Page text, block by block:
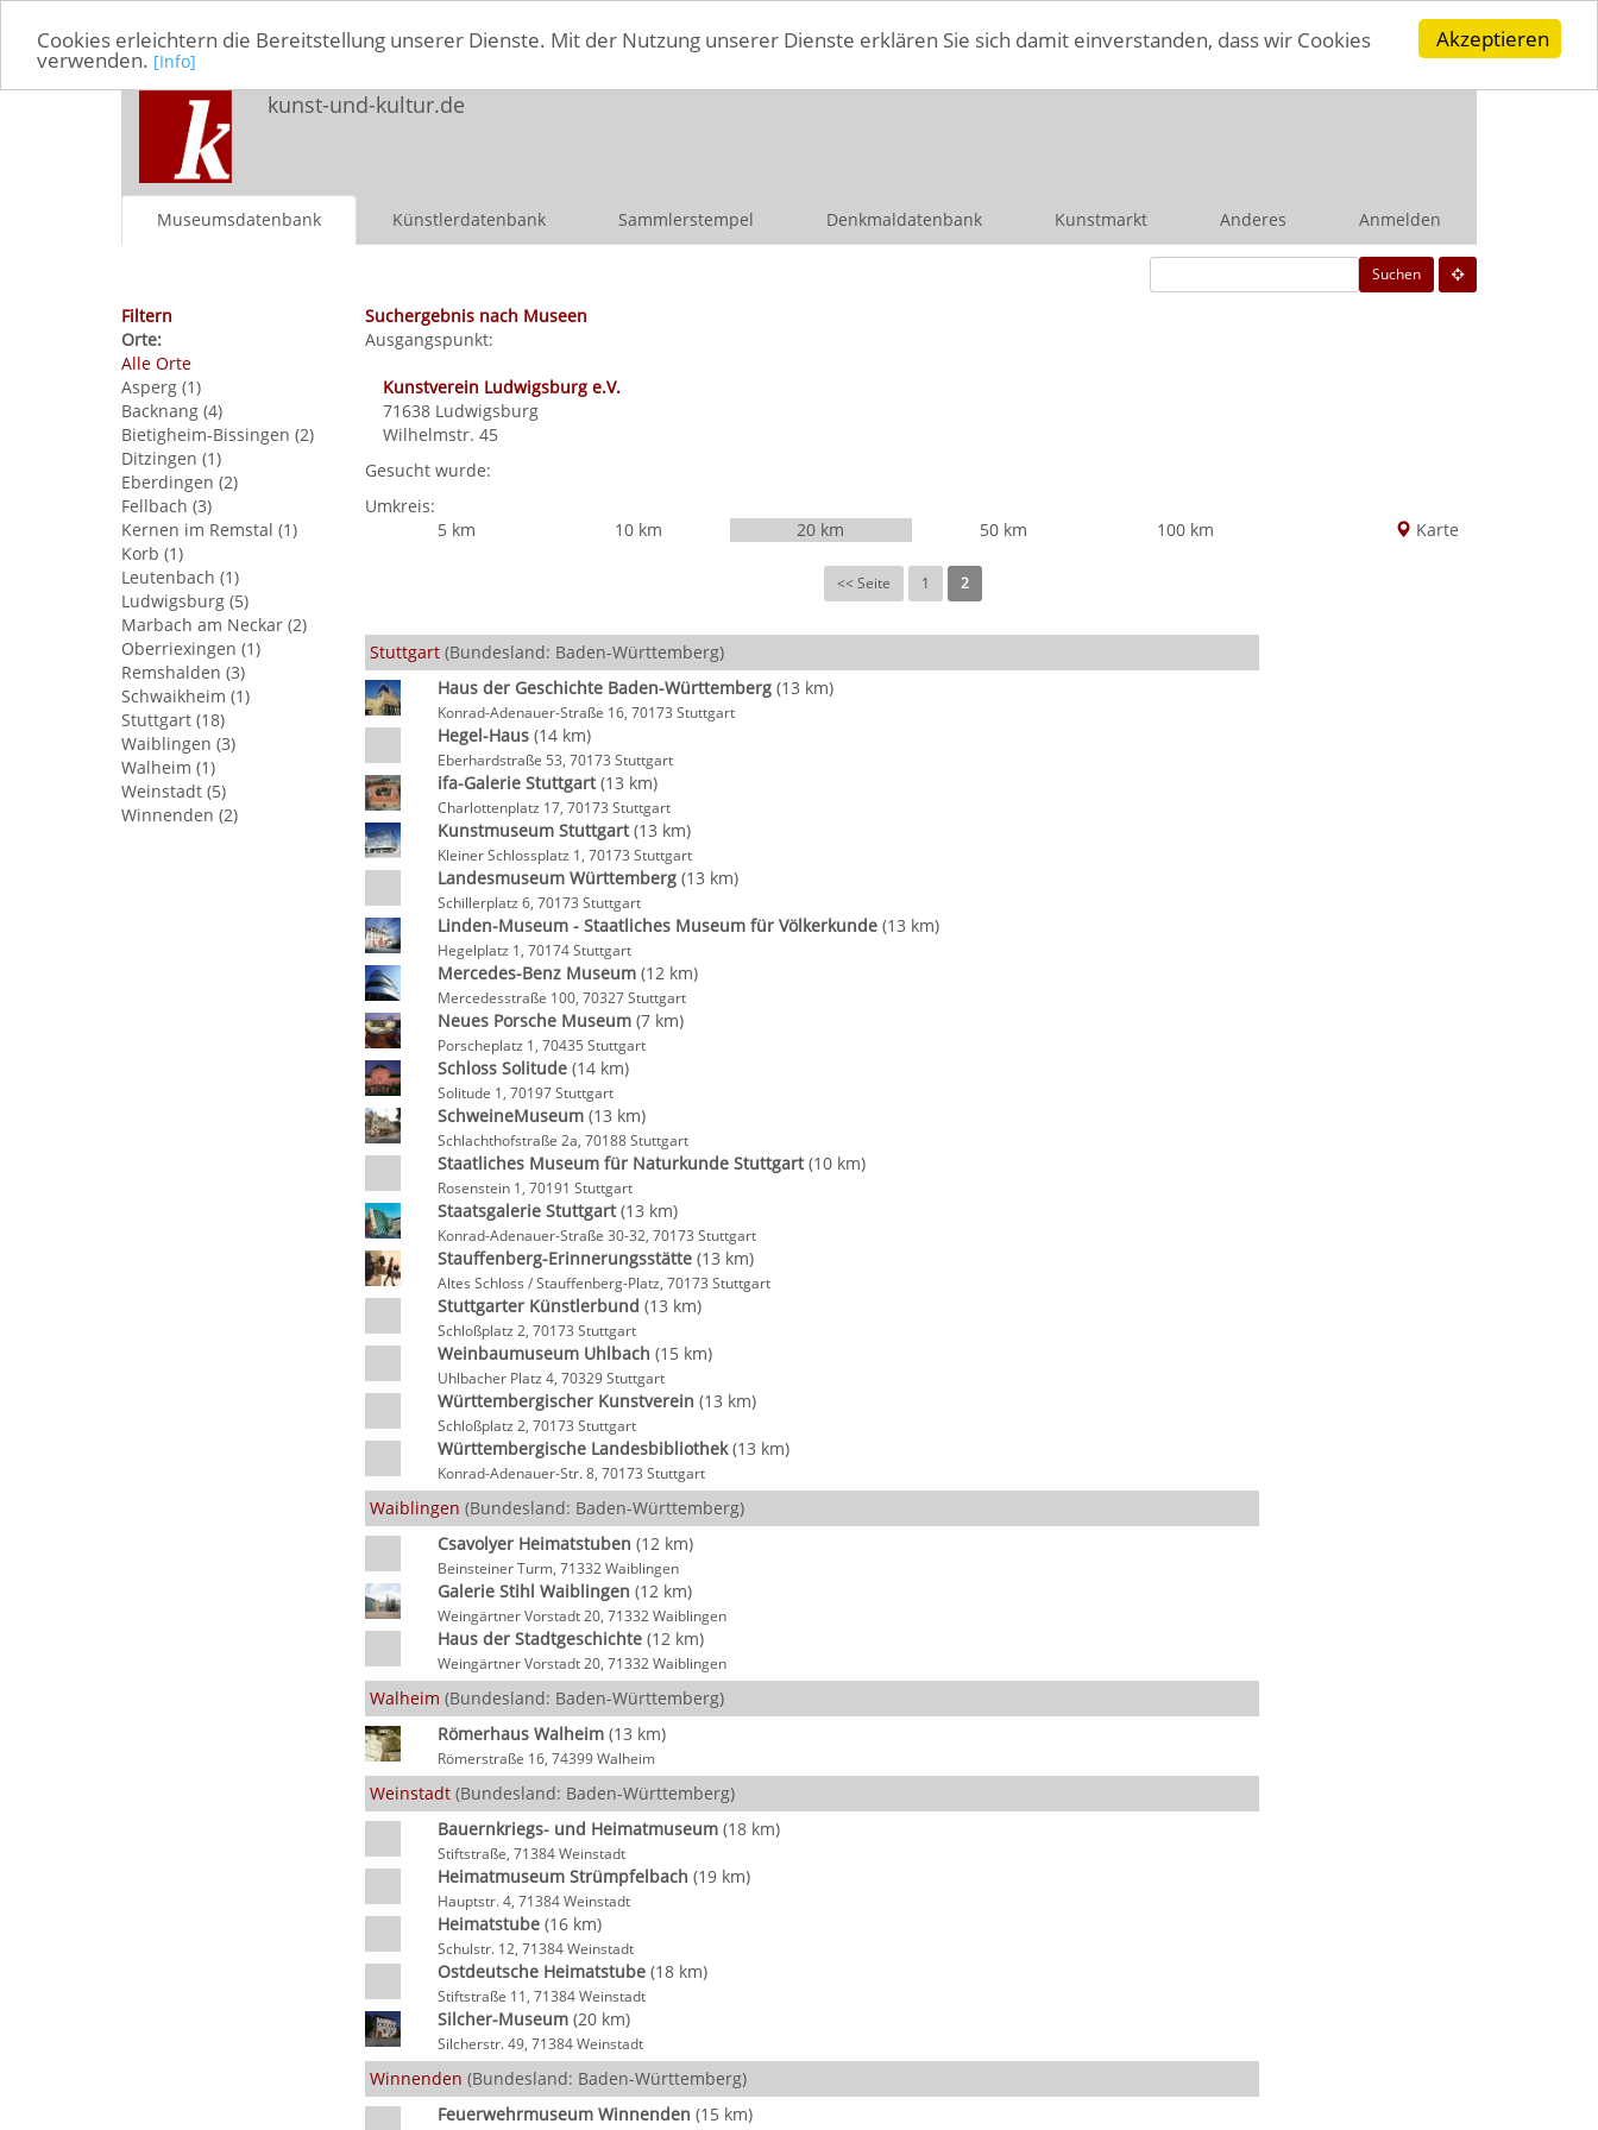
Akzeptieren
Cookies erleichtern die Bereitstellung unserer Dienste. Mit der Nutzung unserer Dienste erklären Sie sich damit einverstanden, dass wir Cookies
verwenden. [Info]
kunst-und-kultur.de
Museumsdatenbank Künstlerdatenbank Sammlerstempel Denkmaldatenbank Kunstmarkt Anderes Anmelden
Suchen
Filtern
Orte:
Alle Orte
Asperg (1)
Backnang (4)
Bietigheim-Bissingen (2)
Ditzingen (1)
Eberdingen (2)
Fellbach (3)
Kernen im Remstal (1)
Korb (1)
Leutenbach (1)
Ludwigsburg (5)
Marbach am Neckar (2)
Oberriexingen (1)
Remshalden (3)
Schwaikheim (1)
Stuttgart (18)
Waiblingen (3)
Walheim (1)
Weinstadt (5)
Winnenden (2)
Suchergebnis nach Museen
Ausgangspunkt:
Kunstverein Ludwigsburg e.V.
71638 Ludwigsburg
Wilhelmstr. 45
Gesucht wurde:
Umkreis:
5 km
10 km 20 km 50 km 100 km Karte
<< Seite 1 2
Stuttgart (Bundesland: Baden-Württemberg)
Haus der Geschichte Baden-Württemberg (13 km)
Konrad-Adenauer-Straße 16, 70173 Stuttgart
Hegel-Haus (14 km)
Eberhardstraße 53, 70173 Stuttgart
ifa-Galerie Stuttgart(13 km)
Charlottenplatz 17, 70173 Stuttgart
Kunstmuseum Stuttgart(13 km)
Kleiner Schlossplatz 1, 70173 Stuttgart
Landesmuseum Württemberg (13 km)
Schillerplatz 6, 70173 Stuttgart
Linden-Museum - Staatliches Museum für Völkerkunde (13 km)
Hegelplatz 1, 70174 Stuttgart
Mercedes-Benz Museum (12 km)
Mercedesstraße 100, 70327 Stuttgart
Neues Porsche Museum (7 km)
Porscheplatz 1, 70435 Stuttgart
Schloss Solitude (14 km)
Solitude 1, 70197 Stuttgart
SchweineMuseum (13 km)
Schlachthofstraße 2a, 70188 Stuttgart
Staatliches Museum für Naturkunde Stuttgart(10 km)
Rosenstein 1, 70191 Stuttgart
Staatsgalerie Stuttgart(13 km)
Konrad-Adenauer-Straße 30-32, 70173 Stuttgart
Stauffenberg-Erinnerungsstätte (13 km)
Altes Schloss / Stauffenberg-Platz, 70173 Stuttgart
Stuttgarter Künstlerbund (13 km)
Schloßplatz 2, 70173 Stuttgart
Weinbaumuseum Uhlbach (15 km)
Uhlbacher Platz 4, 70329 Stuttgart
Württembergischer Kunstverein (13 km)
Schloßplatz 2, 70173 Stuttgart
Württembergische Landesbibliothek(13 km)
Konrad-Adenauer-Str. 8, 70173 Stuttgart
Waiblingen (Bundesland: Baden-Württemberg)
Csavolyer Heimatstuben (12 km)
Beinsteiner Turm, 71332 Waiblingen
Galerie Stihl Waiblingen (12 km)
Weingärtner Vorstadt 20, 71332 Waiblingen
Haus der Stadtgeschichte (12 km)
Weingärtner Vorstadt 20, 71332 Waiblingen
Walheim (Bundesland: Baden-Württemberg)
Römerhaus Walheim (13 km)
Römerstraße 16, 74399 Walheim
Weinstadt (Bundesland: Baden-Württemberg)
Bauernkriegs- und Heimatmuseum (18 km)
Stiftstraße, 71384 Weinstadt
Heimatmuseum Strümpfelbach (19 km)
Hauptstr. 4, 71384 Weinstadt
Heimatstube (16 km)
Schulstr. 12, 71384 Weinstadt
Ostdeutsche Heimatstube (18 km)
Stiftstraße 11, 71384 Weinstadt
Silcher-Museum (20 km)
Silcherstr. 49, 71384 Weinstadt
Winnenden (Bundesland: Baden-Württemberg)
Feuerwehrmuseum Winnenden (15 km)